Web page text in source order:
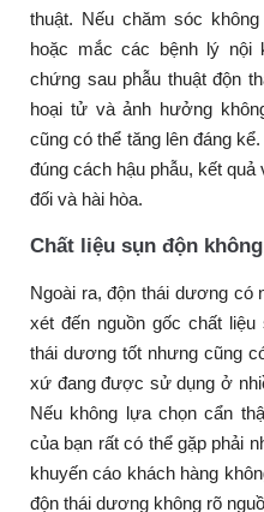
thuật. Nếu chăm sóc
hoặc mắc các bệnh lý nội
chứng sau phẫu thuật độn
hoại tử và ảnh hưởng
cũng có thể tăng lên đáng
đúng cách hậu phẫu, kết
đối và hài hòa.
Chất liệu sụn độn
Ngoài ra, độn thái dương có
xét đến nguồn gốc chất
thái dương tốt nhưng cũng
xứ đang được sử dụng ở
Nếu không lựa chọn cẩn
của bạn rất có thể gặp phải
khuyến cáo khách hàng
độn thái dương không rõ